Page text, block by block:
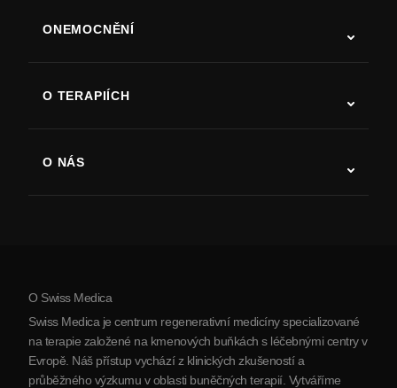
ONEMOCNĚNÍ
Parkinsonova choroba
Artritida
O TERAPIÍCH
O NÁS
O Srbsku
Partnerství
O Swiss Medica
Swiss Medica je centrum regenerativní medicíny specializované
na terapie založené na kmenových buňkách s léčebnými centry v
Evropě. Náš přístup vychází z klinických zkušeností a
průběžného výzkumu v oblasti buněčných terapií. Vytváříme